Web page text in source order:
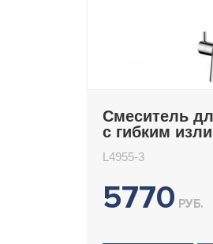
Смеситель
с гибким
L4955-3
5770 РУБ.